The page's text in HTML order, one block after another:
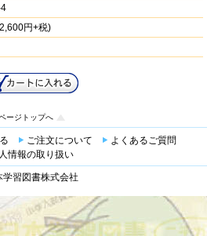
円+税)
ージトップへ
ご注文について
よくあるご質問
情報の取り扱い
学習図書株式会社